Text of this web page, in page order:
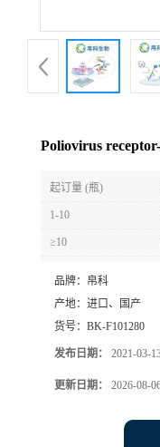
Poliovirus
起订量 (瓶)
1-10
≥10
品牌： 帛科
产地： 进口、国产
货号： BK-F101280
发布日期： 2021-03-
更新日期： 2026-08-